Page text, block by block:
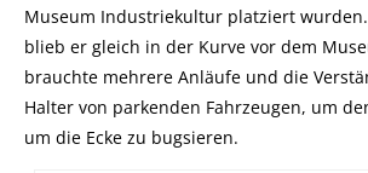
Museum Industriekultur platziert
blieb er gleich in der Kurve vor dem
brauchte mehrere Anläufe und die
Halter von parkenden Fahrzeugen, um
um die Ecke zu bugsieren.